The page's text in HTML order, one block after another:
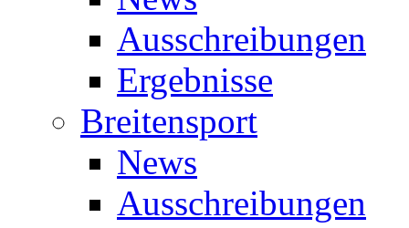
Ausschreibungen
Ergebnisse
Breitensport
News
Ausschreibungen